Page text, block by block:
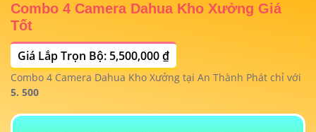
Combo 4 Camera Dahua Kho Xưởng Giá
Tốt
Giá Lắp Trọn Bộ: 5,500,000 ₫
Combo 4 Camera Dahua Kho Xưởng tại An Thành Phát chỉ với
5. 500